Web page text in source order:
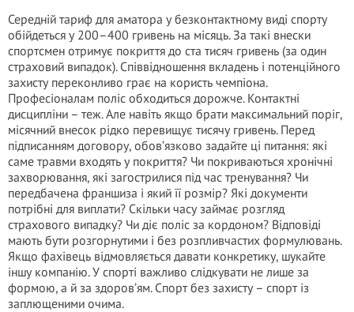
Середній тариф для аматора у безконтактному виді спорту
обійдеться у 200–400 гривень на місяць. За такі внески
спортсмен отримує покриття до ста тисяч гривень (за один
страховий випадок). Співвідношення вкладень і потенційного
захисту переконливо грає на користь чемпіона.
Професіоналам поліс обходиться дорожче. Контактні
дисципліни – теж. Але навіть якщо брати максимальний поріг,
місячний внесок рідко перевищує тисячу гривень. Перед
підписанням договору, обов’язково задайте ці питання: які
саме травми входять у покриття? Чи покриваються хронічні
захворювання, які загострилися під час тренування? Чи
передбачена франшиза і який її розмір? Які документи
потрібні для виплати? Скільки часу займає розгляд
страхового випадку? Чи діє поліс за кордоном? Відповіді
мають бути розгорнутими і без розпливчастих формулювань.
Якщо фахівець відмовляється давати конкретику, шукайте
іншу компанію. У спорті важливо слідкувати не лише за
формою, а й за здоров’ям. Спорт без захисту – спорт із
заплющеними очима.